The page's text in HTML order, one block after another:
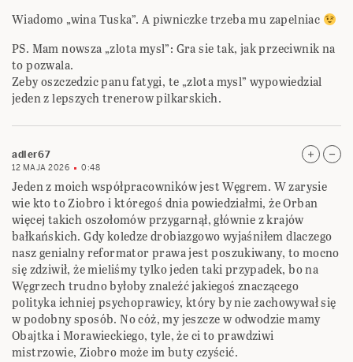
Wiadomo „wina Tuska”. A piwniczke trzeba mu zapelniac
PS. Mam nowsza „zlota mysl”: Gra sie tak, jak przeciwnik na
to pozwala.
Zeby oszczedzic panu fatygi, te „zlota mysl” wypowiedzial
jeden z lepszych trenerow pilkarskich.
adler67
12 MAJA 2026 0:48
Jeden z moich współpracowników jest Węgrem. W zarysie
wie kto to Ziobro i któregoś dnia powiedziałmi, że Orban
więcej takich oszołomów przygarnął, głównie z krajów
bałkańskich. Gdy koledze drobiazgowo wyjaśniłem dlaczego
nasz genialny reformator prawa jest poszukiwany, to mocno
się zdziwił, że mieliśmy tylko jeden taki przypadek, bo na
Węgrzech trudno byłoby znaleźć jakiegoś znaczącego
polityka ichniej psychoprawicy, który by nie zachowywał się
w podobny sposób. No cóż, my jeszcze w odwodzie mamy
Obajtka i Morawieckiego, tyle, że ci to prawdziwi
mistrzowie, Ziobro może im buty czyścić.